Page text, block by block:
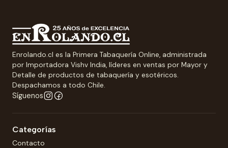
Enrolando.cl es la Primera Tabaquería Online, administrada
por Importadora Vishv India, líderes en ventas por Mayor y
Detalle de productos de tabaquería y esotéricos.
Despachamos a todo Chile.
Síguenos
Categorías
Contacto